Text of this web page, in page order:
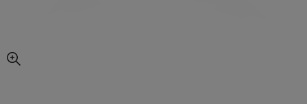
ingrandimento dell’immagine